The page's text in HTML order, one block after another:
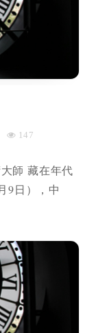
147
師 藏在年代
9日），中